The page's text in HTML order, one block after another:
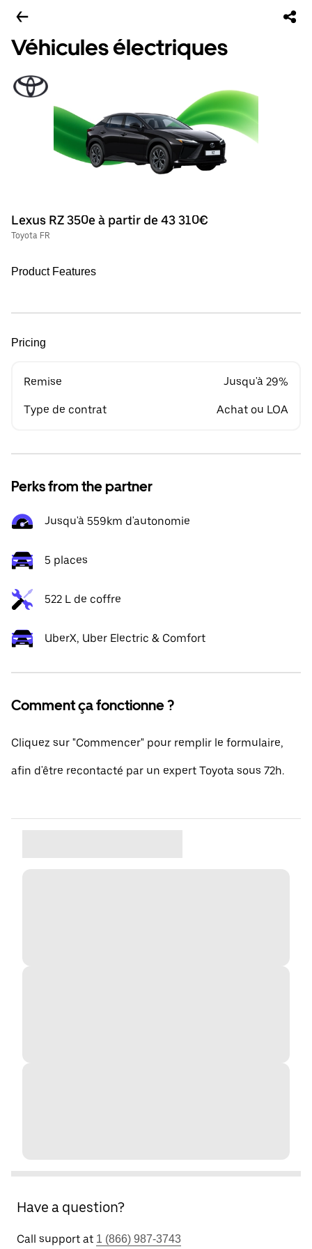
Véhicules électriques
Lexus RZ 350e à partir de 43 310€
Toyota FR
Product Features
Pricing
Remise Jusqu'à 29%
Type de contrat Achat ou LOA
Perks from the partner
Jusqu'à 559km d'autonomie
5 places
522 L de coffre
UberX, Uber Electric & Comfort
Comment ça fonctionne ?
Cliquez sur "Commencer" pour remplir le formulaire,
afin d'être recontacté par un expert Toyota sous 72h.
Have a question?
Call support at 1 (866) 987-3743